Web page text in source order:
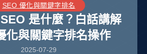
SEO 優化與關鍵字排名
是什麼？白話講解
化與關鍵字排名操作
2025-07-29